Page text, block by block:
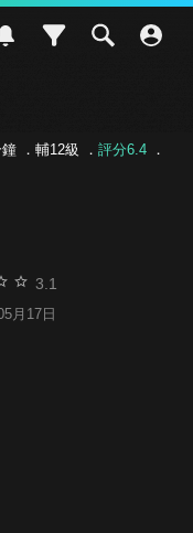
． 輔12級 ． 評分6.4．
3.1
月17日